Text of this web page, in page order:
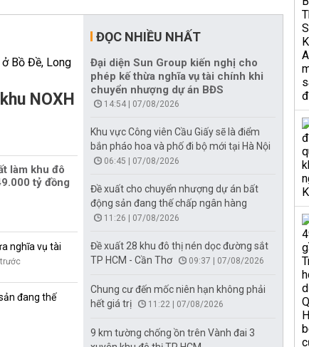
NOXH
làm khu đô
tỷ đồng
nghĩa vụ tài
đang thế
ĐỌC NHIỀU NHẤT
Đại diện Sun Group kiến nghị cho
phép kế thừa nghĩa vụ tài chính khi
chuyển nhượng dự án BĐS
14:54 | 07/08/2026
Khu vực Công viên Cầu Giấy sẽ là điểm
bắn pháo hoa và phố đi bộ mới tại Hà Nội
06:45 | 07/08/2026
Đề xuất cho chuyển nhượng dự án bất
động sản đang thế chấp ngân hàng
11:26 | 07/08/2026
Đề xuất 28 khu đô thị nén dọc đường sắt
TP HCM - Cần Thơ
09:37 | 07/08/2026
Chung cư đến mốc niên hạn không phải
hết giá trị
11:22 | 07/08/2026
9 km tường chống ồn trên Vành đai 3